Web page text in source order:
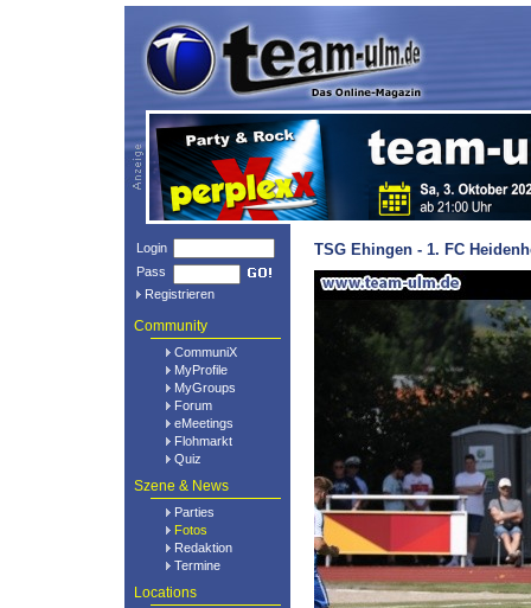
Login
Pass
Registrieren
Community
CommuniX
MyProfile
MyGroups
Forum
eMeetings
Flohmarkt
Quiz
Szene & News
Parties
Fotos
Redaktion
Termine
Locations
TSG Ehingen - 1. FC